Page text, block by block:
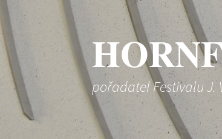
pořadatel Festivalu J.